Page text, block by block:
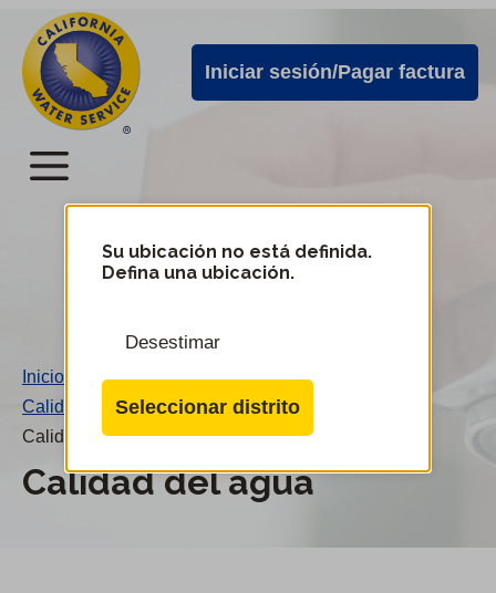
directamente
contenido
principal
Alertas
de
Cal
Water
Iniciar sesión/Pagar factura
Menú
Menú
servicio
de
Cal
Water
Su ubicación no está definida.
Defina una ubicación.
Desestimar
Seleccionar distrito
Inicio
Calidad del agua /
Calidad del agua
Calidad del agua